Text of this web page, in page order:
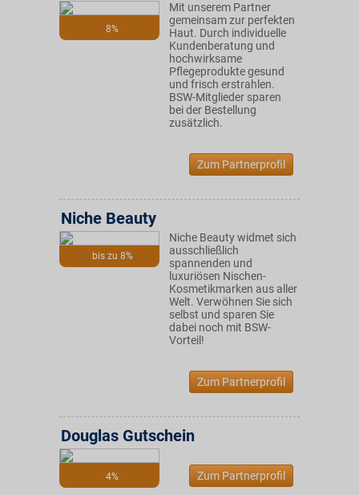
8%
Mit unserem Partner
gemeinsam zur perfekten
Haut. Durch individuelle
Kundenberatung und
hochwirksame
Pflegeprodukte gesund
und frisch erstrahlen.
BSW-Mitglieder sparen
bei der Bestellung
zusätzlich.
Zum Partnerprofil
bis zu 8%
Niche Beauty
Niche Beauty widmet sich
ausschließlich
spannenden und
luxuriösen Nischen-
Kosmetikmarken aus aller
Welt. Verwöhnen Sie sich
selbst und sparen Sie
dabei noch mit BSW-
Vorteil!
Zum Partnerprofil
4%
Douglas Gutschein
Zum Partnerprofil